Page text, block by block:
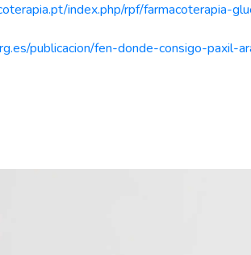
index.php/rpf/farmacoterapia-
publicacion/fen-donde-consigo-